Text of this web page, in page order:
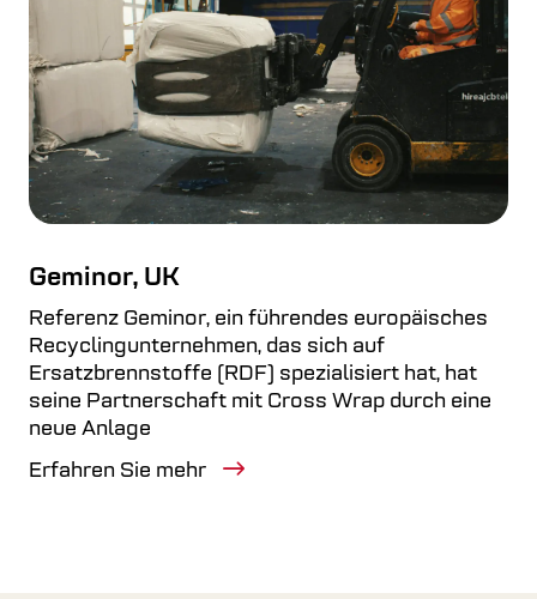
Geminor, UK
Referenz Geminor, ein führendes europäisches
Recyclingunternehmen, das sich auf
Ersatzbrennstoffe (RDF) spezialisiert hat, hat
seine Partnerschaft mit Cross Wrap durch eine
neue Anlage
Erfahren Sie mehr